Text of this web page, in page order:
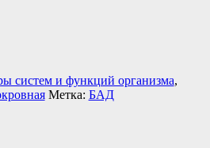
систем и функций организма,
Метка: БАД